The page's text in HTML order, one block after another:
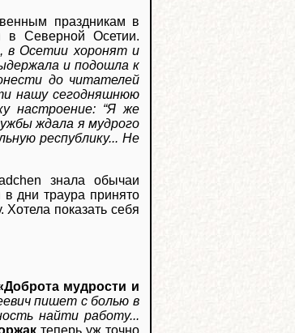
праздникам в
в Северной Осетии.
в Осетии хоронят и
и подошла к
до читателей
нашу сегодняшнюю
настроение: “Я же
ждала я мудрого
республику... Не
знала обычаи
дни траура принято
показать себя
мудрости и
пишет с болью в
найти работу...